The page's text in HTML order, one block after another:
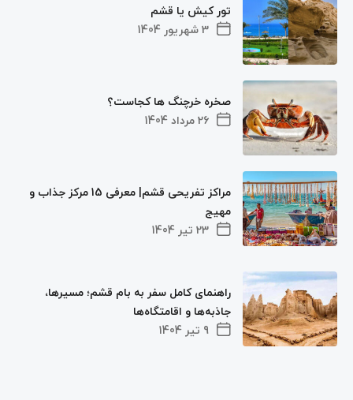
3 شهریور 1404
تور کیش یا قشم
26 مرداد 1404
صخره خرچنگ ها کجاست؟
23 تیر 1404
مراکز تفریحی قشم| معرفی 15 مرکز جذاب و
مهیج
9 تیر 1404
راهنمای کامل سفر به بام قشم؛ مسیرها،
جاذبه‌ها و اقامتگاه‌ها